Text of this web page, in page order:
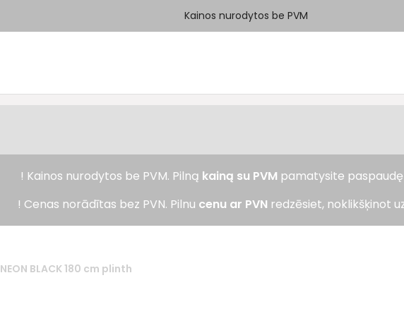
Kainos nurodytos be PVM
! Kainos nurodytos be PVM. Pilną kainą su PVM pamatysite paspaudę
! Cenas norādītas bez PVN. Pilnu cenu ar PVN redzēsiet, noklikšķinot
NEON BLACK 180 cm plinth